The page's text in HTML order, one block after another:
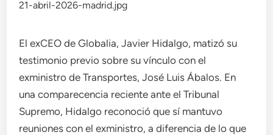
El exCEO de Globalia, Javier Hidalgo, matizó su
testimonio previo sobre su vínculo con el
exministro de Transportes, José Luis Ábalos. En
una comparecencia reciente ante el Tribunal
Supremo, Hidalgo reconoció que sí mantuvo
reuniones con el exministro, a diferencia de lo que